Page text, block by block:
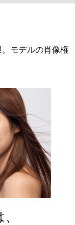
モデルの肖像権